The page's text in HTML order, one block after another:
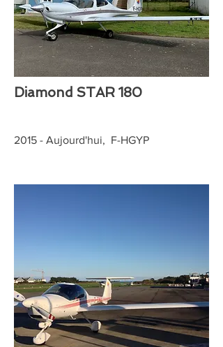
Diamond STAR 180
2015 - Aujourd'hui, F-HGYP